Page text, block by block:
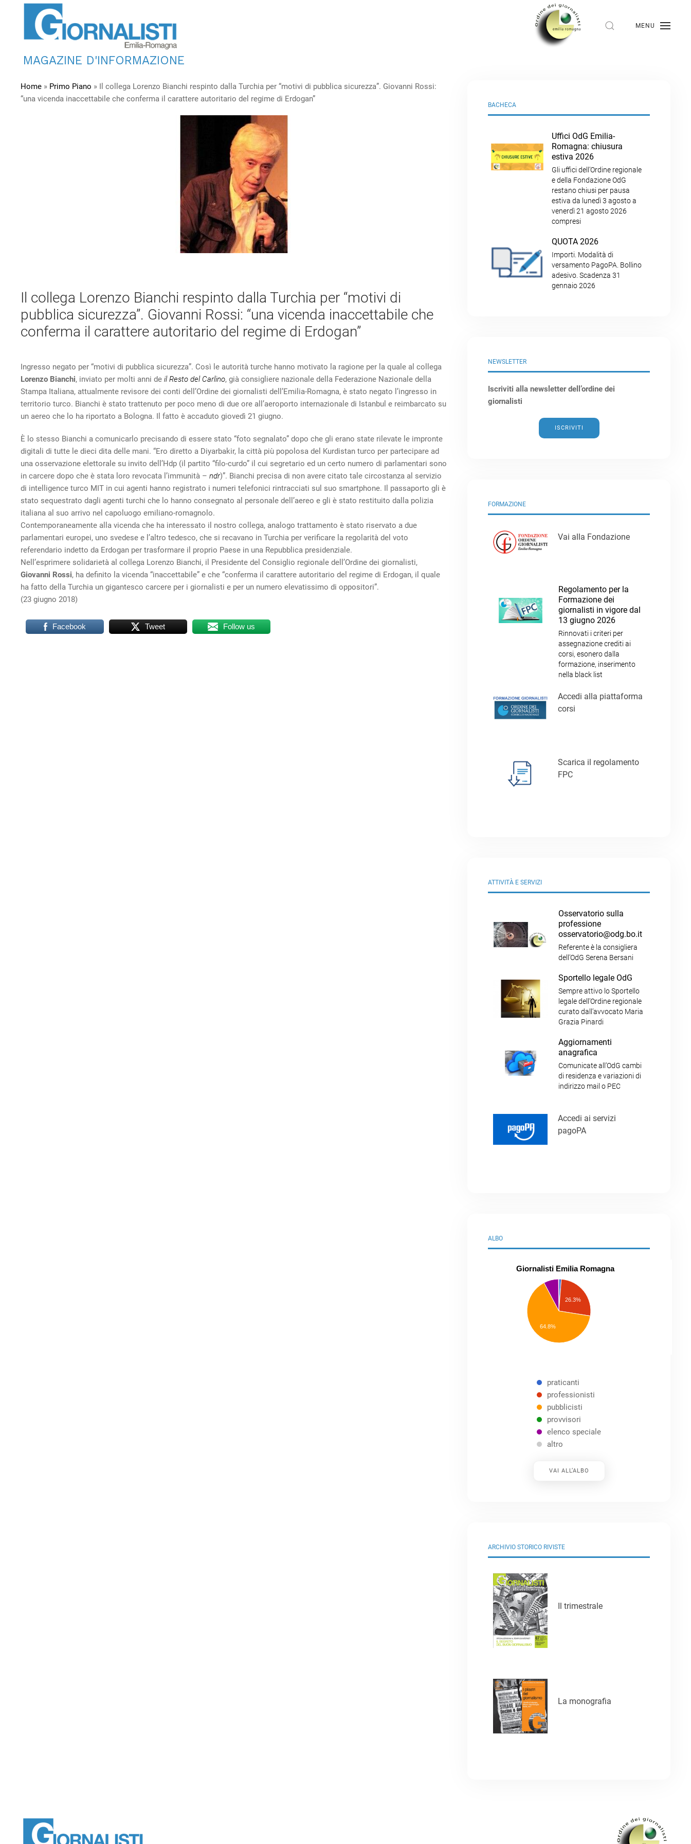
MENU
MAGAZINE D'INFORMAZIONE
Home » Primo Piano » Il collega Lorenzo Bianchi respinto dalla Turchia per “motivi di pubblica sicurezza”. Giovanni Rossi:
“una vicenda inaccettabile che conferma il carattere autoritario del regime di Erdogan”
Il collega Lorenzo Bianchi respinto dalla Turchia per “motivi di
pubblica sicurezza”. Giovanni Rossi: “una vicenda inaccettabile che
conferma il carattere autoritario del regime di Erdogan”
Ingresso negato per “motivi di pubblica sicurezza”. Così le autorità turche hanno motivato la ragione per la quale al collega
Lorenzo Bianchi, inviato per molti anni de il Resto del Carlino, già consigliere nazionale della Federazione Nazionale della
Stampa Italiana, attualmente revisore dei conti dell’Ordine dei giornalisti dell’Emilia-Romagna, è stato negato l’ingresso in
territorio turco. Bianchi è stato trattenuto per poco meno di due ore all’aeroporto internazionale di Istanbul e reimbarcato su
un aereo che lo ha riportato a Bologna. Il fatto è accaduto giovedì 21 giugno.
È lo stesso Bianchi a comunicarlo precisando di essere stato “foto segnalato” dopo che gli erano state rilevate le impronte
digitali di tutte le dieci dita delle mani. “Ero diretto a Diyarbakir, la città più popolosa del Kurdistan turco per partecipare ad
una osservazione elettorale su invito dell’Hdp (il partito “filo-curdo” il cui segretario ed un certo numero di parlamentari sono
in carcere dopo che è stata loro revocata l’immunità – ndr)”. Bianchi precisa di non avere citato tale circostanza al servizio
di intelligence turco MIT in cui agenti hanno registrato i numeri telefonici rintracciati sul suo smartphone. Il passaporto gli è
stato sequestrato dagli agenti turchi che lo hanno consegnato al personale dell’aereo e gli è stato restituito dalla polizia
italiana al suo arrivo nel capoluogo emiliano-romagnolo.
Contemporaneamente alla vicenda che ha interessato il nostro collega, analogo trattamento è stato riservato a due
parlamentari europei, uno svedese e l’altro tedesco, che si recavano in Turchia per verificare la regolarità del voto
referendario indetto da Erdogan per trasformare il proprio Paese in una Repubblica presidenziale.
Nell’esprimere solidarietà al collega Lorenzo Bianchi, il Presidente del Consiglio regionale dell’Ordine dei giornalisti,
Giovanni Rossi, ha definito la vicenda “inaccettabile” e che “conferma il carattere autoritario del regime di Erdogan, il quale
ha fatto della Turchia un gigantesco carcere per i giornalisti e per un numero elevatissimo di oppositori”.
(23 giugno 2018)
Facebook Tweet Follow us
BACHECA
Uffici OdG Emilia-
Romagna: chiusura
estiva 2026
Gli uffici dell’Ordine regionale
e della Fondazione OdG
restano chiusi per pausa
estiva da lunedì 3 agosto a
venerdì 21 agosto 2026
compresi
QUOTA 2026
Importi. Modalità di
versamento PagoPA. Bollino
adesivo. Scadenza 31
gennaio 2026
NEWSLETTER
Iscriviti alla newsletter dell’ordine dei
giornalisti
ISCRIVITI
FORMAZIONE
Vai alla Fondazione
Regolamento per la
Formazione dei
giornalisti in vigore dal
13 giugno 2026
Rinnovati i criteri per
assegnazione crediti ai
corsi, esonero dalla
formazione, inserimento
nella black list
Accedi alla piattaforma
corsi
Scarica il regolamento
FPC
ATTIVITÀ E SERVIZI
Osservatorio sulla
professione
osservatorio@odg.bo.it
Referente è la consigliera
dell’OdG Serena Bersani
Sportello legale OdG
Sempre attivo lo Sportello
legale dell’Ordine regionale
curato dall’avvocato Maria
Grazia Pinardi
Aggiornamenti
anagrafica
Comunicate all’OdG cambi
di residenza e variazioni di
indirizzo mail o PEC
Accedi ai servizi
pagoPA
ALBO
Giornalisti Emilia Romagna
26.3%
64.8%
praticanti
professionisti
pubblicisti
provvisori
elenco speciale
altro
VAI ALL’ALBO
ARCHIVIO STORICO RIVISTE
Il trimestrale
La monografia